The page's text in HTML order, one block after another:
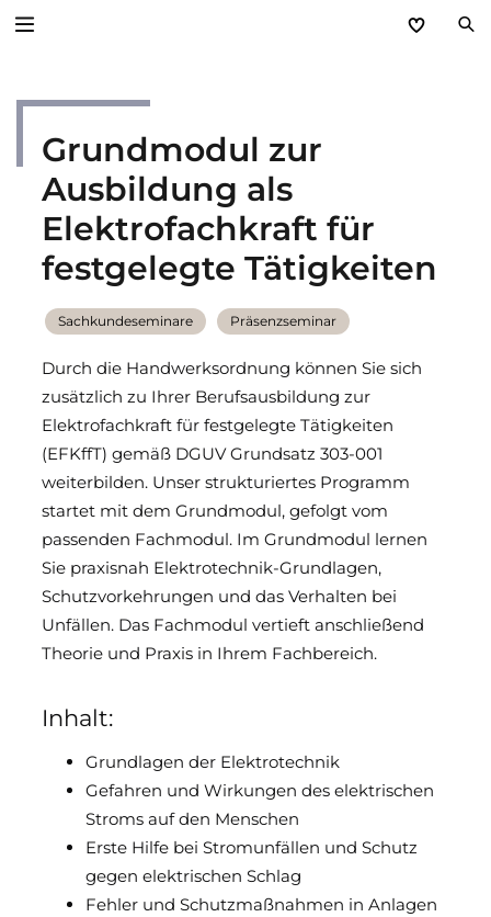
Service
Aktuelles
Händlerforum
KfW-Förderung
Programme
Prospektanforderung
steinau Akademie
Grundmodul zur
Ausbildung als
Elektrofachkraft für
festgelegte Tätigkeiten
Sachkundeseminare Präsenzseminar
Durch die Handwerksordnung können Sie sich
zusätzlich zu Ihrer Berufsausbildung zur
Elektrofachkraft für festgelegte Tätigkeiten
(EFKffT) gemäß DGUV Grundsatz 303-001
weiterbilden. Unser strukturiertes Programm
startet mit dem Grundmodul, gefolgt vom
passenden Fachmodul. Im Grundmodul lernen
Sie praxisnah Elektrotechnik-Grundlagen,
Schutzvorkehrungen und das Verhalten bei
Unfällen. Das Fachmodul vertieft anschließend
Theorie und Praxis in Ihrem Fachbereich.
Inhalt:
Grundlagen der Elektrotechnik
Gefahren und Wirkungen des elektrischen
Stroms auf den Menschen
Erste Hilfe bei Stromunfällen und Schutz
gegen elektrischen Schlag
Fehler und Schutzmaßnahmen in Anlagen